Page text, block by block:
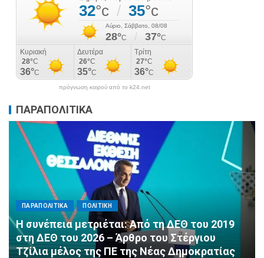
πρόγνωση καιρού από το k24.net
ΠΑΡΑΠΟΛΙΤΙΚΑ
ΠΑΡΑΠΟΛΙΤΙΚΑ ΠΟΛΙΤΙΚΗ
Αλληλεγγύη χωρίς σύνορα: 1.500
εμφιαλωμένα νερά για τους πυροσβέστες στα
Μέγαρα από τη ΔΕΕΠ Α’ Αθηνών ΝΔ και τη 2η
ΔΗΜ.Τ.Ο.